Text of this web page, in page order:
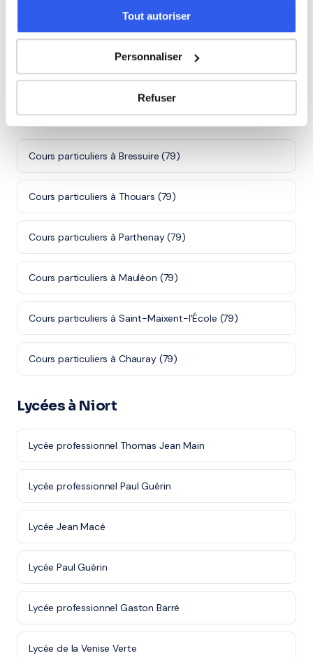
Tout autoriser
Personnaliser
Refuser
Note moyenne de 4.8/5. Notre organisme partenaire
intervient à domicile à Niort et alentours.
Rejoindre ces familles →
Villes proches de Niort
Cours particuliers à Bressuire (79)
Cours particuliers à Thouars (79)
Cours particuliers à Parthenay (79)
Cours particuliers à Mauléon (79)
Cours particuliers à Saint-Maixent-l'École (79)
Cours particuliers à Chauray (79)
Lycées à Niort
Lycée professionnel Thomas Jean Main
Lycée professionnel Paul Guérin
Lycée Jean Macé
Lycée Paul Guérin
Lycée professionnel Gaston Barré
Lycée de la Venise Verte